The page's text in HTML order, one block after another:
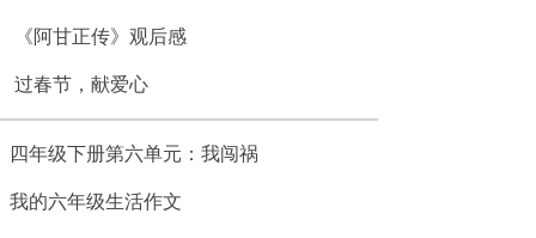
《阿甘正传》观后感
过春节，献爱心
四年级下册第六单元：我闯祸
我的六年级生活作文